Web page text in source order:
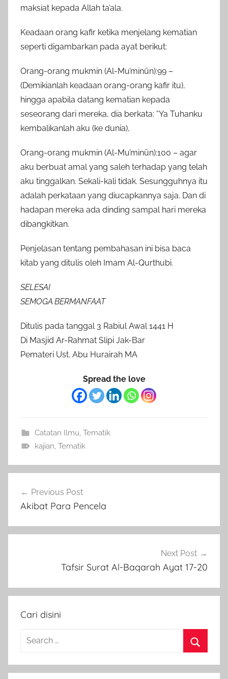
maksiat kepada Allah ta’ala.
Keadaan orang kafir ketika menjelang kematian
seperti digambarkan pada ayat berikut:
Orang-orang mukmin (Al-Mu’minūn):99 –
(Demikianlah keadaan orang-orang kafir itu),
hingga apabila datang kematian kepada
seseorang dari mereka, dia berkata: “Ya Tuhanku
kembalikanlah aku (ke dunia),
Orang-orang mukmin (Al-Mu’minūn):100 – agar
aku berbuat amal yang saleh terhadap yang telah
aku tinggalkan. Sekali-kali tidak. Sesungguhnya itu
adalah perkataan yang diucapkannya saja. Dan di
hadapan mereka ada dinding sampal hari mereka
dibangkitkan.
Penjelasan tentang pembahasan ini bisa baca
kitab yang ditulis oleh Imam Al-Qurthubi.
SELESAI
SEMOGA BERMANFAAT
Ditulis pada tanggal 3 Rabiul Awal 1441 H
Di Masjid Ar-Rahmat Slipi Jak-Bar
Pemateri Ust. Abu Hurairah MA
Spread the love
Catatan Ilmu, Tematik
kajian, Tematik
navigation
Previous Post
Akibat Para Pencela
Next Post
Tafsir Surat Al-Baqarah Ayat 17-20
Cari disini
Search